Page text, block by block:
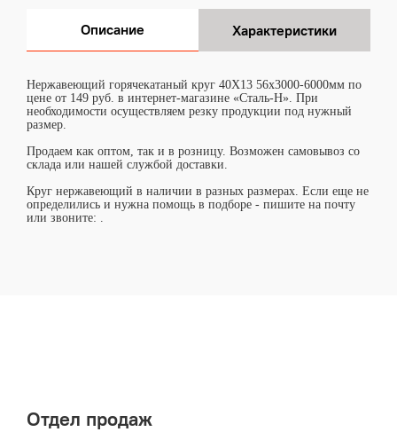
Описание Характеристики
Нержавеющий горячекатаный круг 40Х13 56х3000-6000мм по
цене от 149 руб. в интернет-магазине «Сталь-Н». При
необходимости осуществляем резку продукции под нужный
размер.
Продаем как оптом, так и в розницу. Возможен самовывоз со
склада или нашей службой доставки.
Круг нержавеющий в наличии в разных размерах. Если еще не
определились и нужна помощь в подборе - пишите на почту
или звоните:
Отдел продаж